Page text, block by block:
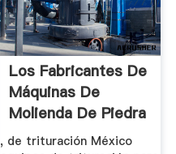
Los Fabricantes De
Máquinas De
Molienda De Piedra
México
, de trituración México